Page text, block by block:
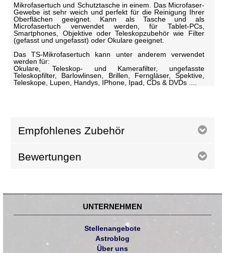
Mikrofasertuch und Schutztasche in einem. Das Microfaser-
Gewebe ist sehr weich und perfekt für die Reinigung Ihrer
Oberflächen geeignet. Kann als Tasche und als
Microfasertuch verwendet werden, für Tablet-PCs,
Smartphones, Objektive oder Teleskopzubehör wie Filter
(gefasst und ungefasst) oder Okulare geeignet.
Das TS-Mikrofasertuch kann unter anderem verwendet
werden für:
Okulare, Teleskop- und Kamerafilter, ungefasste
Teleskopfilter, Barlowlinsen, Brillen, Ferngläser, Spektive,
Teleskope, Lupen, Handys, IPhone, Ipad, CDs & DVDs ....
Empfohlenes Zubehör
Bewertungen
UNTERNEHMEN
Stellenangebote
Astroblog
Über uns